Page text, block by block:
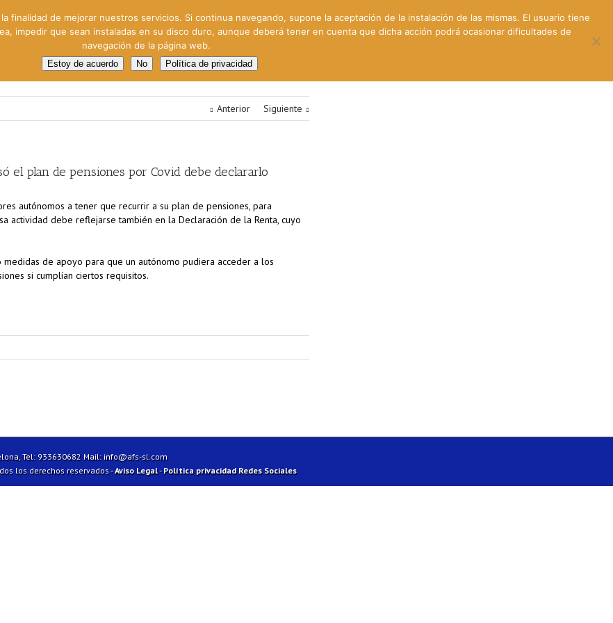
Gestión Cinematográfica Otros servicios
Anterior Siguiente
el plan de pensiones por Covid debe declararlo
autónomos a tener que recurrir a su plan de pensiones, para
actividad debe reflejarse también en la Declaración de la Renta, cuyo
de apoyo para que un autónomo pudiera acceder a los
si cumplían ciertos requisitos.
Tel: 933630682 Mail: info@afs-sl.com
los derechos reservados -Aviso Legal-Política privacidad Redes Sociales
finalidad de mejorar nuestros servicios. Si continua navegando, supone la aceptación de la instalación de las mismas. El usuario tiene
impedir que sean instaladas en su disco duro, aunque deberá tener en cuenta que dicha acción podrá ocasionar dificultades de
navegación de la página web.
Estoy de acuerdo No Política de privacidad